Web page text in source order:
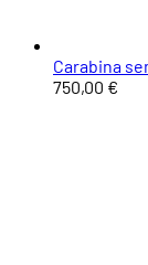
Carabina
750,00 €